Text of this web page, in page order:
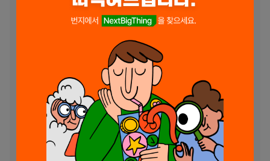
친구들과 공유 및 협업.
이런 뛰어난 기능과 장점에도 불구하고 워터마크가 없는 영상 편집기
Spring을 무료로 사용해 보세요. 멋진 영상과 애니메이션을 제작할 수 있
는 최고의 비디오 편집기를 경험하게 될 것입니다. 음악과 비디오를 자유
롭게 다루는 영상 편집 앱, 브이로그 편집기, 비디오 콜라주 메이커, 슬라
이드쇼 메이커, 뮤직 비디오 메이커 또는 애니메이션 메이커를 찾고 있다